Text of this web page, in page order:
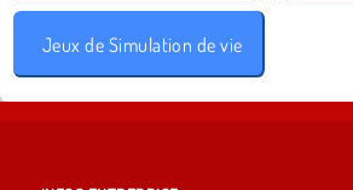
Jeux de Simulation de vie